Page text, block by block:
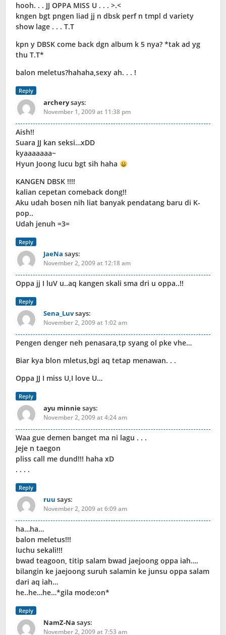
hooh. . . JJ OPPA MISS U . . . >.<
kngen bgt pngen liad jj n dbsk perf n tmpl d variety
show lage . . . T.T
kpn y DBSK come back dgn album k 5 nya? *tak ad yg
thu T.T*
balon meletus?hahaha,sexy ah. . . !
Reply
archerysays:
November 1, 2009 at 11:38 pm
Aish!!
Suara JJ kan seksi…xDD
kyaaaaaaa~
Hyun Joong lucu bgt sih haha
KANGEN DBSK !!!!
kalian cepetan comeback dong!!
Aku udah bosen nih liat banyak pendatang baru di K-
pop..
Udah jenuh =3=
Reply
JaeNa says:
November 2, 2009 at 12:18 am
Oppa jj I luV u..aq kangen skali sma dri u oppa..!!
Reply
Sena_Luvsays:
November 2, 2009 at 1:02 am
Pengen denger neh penasara,tp syang ol pke vhe…
Biar kya blon mletus,bgi aq tetap menawan. . .
Oppa JJ I miss U,I love U…
Reply
ayu minniesays:
November 2, 2009 at 4:24 am
Waa gue demen banget ma ni lagu . . .
Jeje n taegon
pliss call me dund!!! haha xD
. . . .
Reply
ruu says:
November 2, 2009 at 6:09 am
ha…ha…
balon meletus!!!
luchu sekali!!!
bwad teagoon, titip salam bwad jaejoong oppa iah….
bilangin ke jaejoong suruh salamin ke junsu oppa salam
dari aq iah…
he..he…he…*gila mode:on*
Reply
NamZ-Na says:
November 2, 2009 at 7:53 am